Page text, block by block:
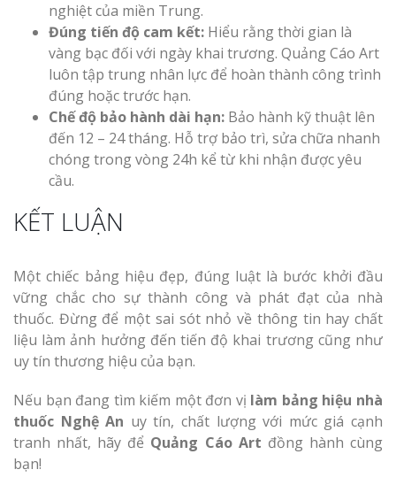
nghiệt của miền Trung.
Đúng tiến độ cam kết: Hiểu rằng thời gian là
vàng bạc đối với ngày khai trương. Quảng Cáo Art
luôn tập trung nhân lực để hoàn thành công trình
đúng hoặc trước hạn.
Chế độ bảo hành dài hạn: Bảo hành kỹ thuật lên
đến 12 – 24 tháng. Hỗ trợ bảo trì, sửa chữa nhanh
chóng trong vòng 24h kể từ khi nhận được yêu
cầu.
KẾT LUẬN
Một chiếc bảng hiệu đẹp, đúng luật là bước khởi đầu
vững chắc cho sự thành công và phát đạt của nhà
thuốc. Đừng để một sai sót nhỏ về thông tin hay chất
liệu làm ảnh hưởng đến tiến độ khai trương cũng như
uy tín thương hiệu của bạn.
Nếu bạn đang tìm kiếm một đơn vị làm bảng hiệu nhà
thuốc Nghệ An uy tín, chất lượng với mức giá cạnh
tranh nhất, hãy để Quảng Cáo Art đồng hành cùng
bạn!